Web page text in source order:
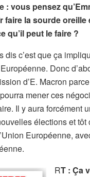
: vous pensez
faire la sourde oreille
qu’il peut le faire ?
dis c’est que ça
Donc
d’E. Macron
mener ces
Il y aura forcément
élections et tôt
Européenne,
RT : Ça